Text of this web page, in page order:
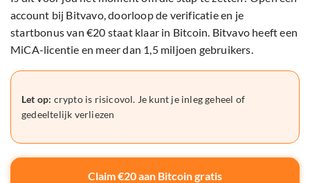
account bij Bitvavo, doorloop de verificatie en je
startbonus van €20 staat klaar in Bitcoin. Bitvavo heeft een
MiCA-licentie en meer dan 1,5 miljoen gebruikers.
Let op: crypto is risicovol. Je kunt je inleg geheel of
gedeeltelijk verliezen
Claim €20 aan Bitcoin gratis